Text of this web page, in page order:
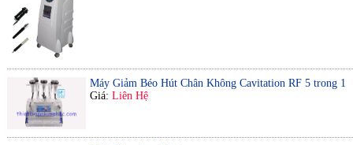
Máy Giảm Béo Hút Chân Không Cavitation RF 5 trong 1
Giá: Liên Hệ